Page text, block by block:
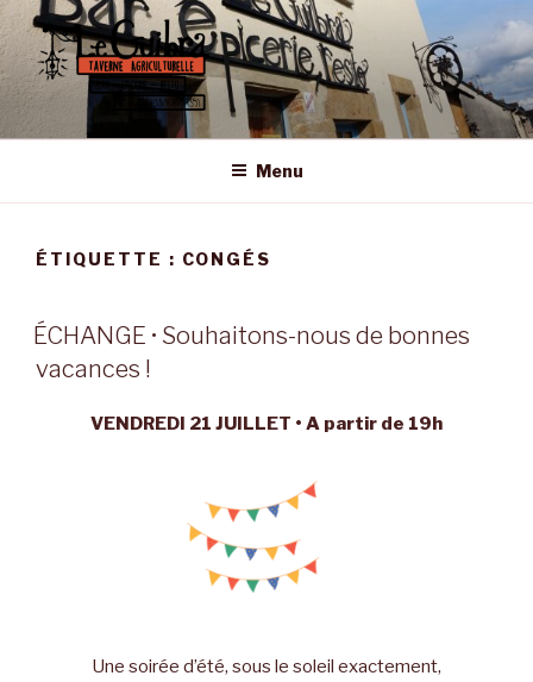
Aller
au
contenu
principal
LE GUIBRA – ST SULPICE LA
Taverne Agriculturelle • Bar – Epicerie – Resto
Menu
ÉTIQUETTE : CONGÉS
ÉCHANGE • Souhaitons-nous de bonnes
vacances !
VENDREDI 21 JUILLET • A partir de 19h
Une soirée d’été, sous le soleil exactement,